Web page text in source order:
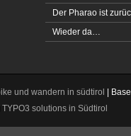
Der Pharao ist
Wieder da…
und wandern in südtirol |
TYPO3 solutions in Südtirol